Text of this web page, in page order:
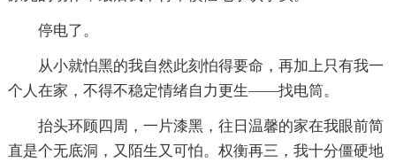
停电了。
从小就怕黑的我自然此刻怕得要命，再加上只有我一
个人在家，不得不稳定情绪自力更生——找电筒。
抬头环顾四周，一片漆黑，往日温馨的家在我眼前简
直是个无底洞，又陌生又可怕。权衡再三，我十分僵硬地